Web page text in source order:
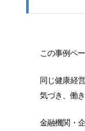
この事例ペ
同じ健康経
気づき、働
金融機関・